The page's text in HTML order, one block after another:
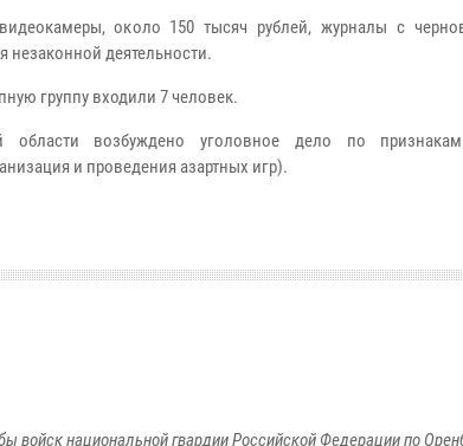
около 150 тысяч рублей, журналы с
незаконной деятельности.
группу входили 7 человек.
возбуждено уголовное дело по признакам
и проведения азартных игр).
национальной гвардии Российской Федерации по